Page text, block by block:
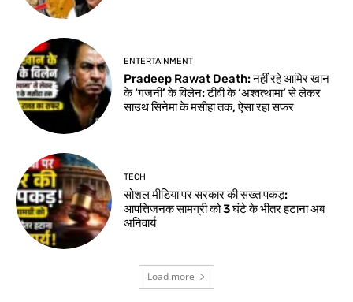
ENTERTAINMENT
Pradeep Rawat Death: नहीं रहे आमिर खान
के ‘गजनी’ के विलेन: टीवी के ‘अश्वत्थामा’ से लेकर
साउथ सिनेमा के मसीहा तक, ऐसा रहा सफर
TECH
सोशल मीडिया पर सरकार की सख्त पकड़:
आपत्तिजनक सामग्री को 3 घंटे के भीतर हटाना अब
अनिवार्य
Load more